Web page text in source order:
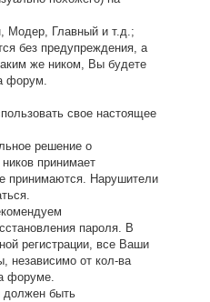
Модер, Главный и т.д.;
без предупреждения, а
же ником, Вы будете
форум.
свое настоящее
решение о
принимает
принимаются. Нарушители
пароля. В
регистрации, все Ваши
независимо от кол-ва
форуме.
должен быть